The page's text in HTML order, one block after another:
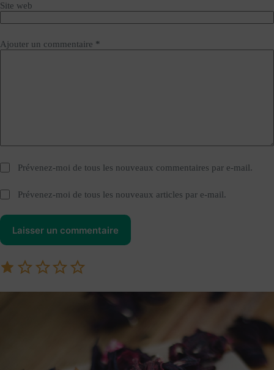
Site web
Ajouter un commentaire *
Prévenez-moi de tous les nouveaux commentaires par e-mail.
Prévenez-moi de tous les nouveaux articles par e-mail.
Laisser un commentaire